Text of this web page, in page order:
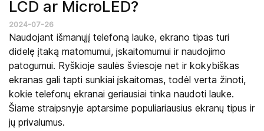
LCD ar MicroLED?
2024-07-26
Naudojant išmanųjį telefoną lauke, ekrano tipas turi
didelę įtaką matomumui, įskaitomumui ir naudojimo
patogumui. Ryškioje saulės šviesoje net ir kokybiškas
ekranas gali tapti sunkiai įskaitomas, todėl verta žinoti,
kokie telefonų ekranai geriausiai tinka naudoti lauke.
Šiame straipsnyje aptarsime populiariausius ekranų tipus ir
jų privalumus.